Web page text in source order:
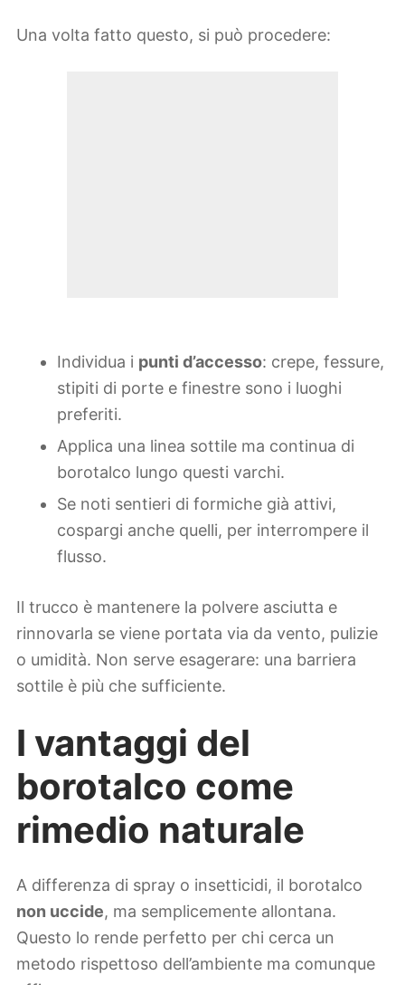
Una volta fatto questo, si può procedere:
Individua i punti d’accesso: crepe, fessure,
stipiti di porte e finestre sono i luoghi
preferiti.
Applica una linea sottile ma continua di
borotalco lungo questi varchi.
Se noti sentieri di formiche già attivi,
cospargi anche quelli, per interrompere il
flusso.
Il trucco è mantenere la polvere asciutta e
rinnovarla se viene portata via da vento, pulizie
o umidità. Non serve esagerare: una barriera
sottile è più che sufficiente.
I vantaggi del
borotalco come
rimedio naturale
A differenza di spray o insetticidi, il borotalco
non uccide, ma semplicemente allontana.
Questo lo rende perfetto per chi cerca un
metodo rispettoso dell’ambiente ma comunque